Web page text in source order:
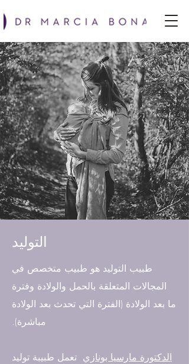
التوليد
طبيب التوليد هو طبيب متخصص في
المجالات المتعلقة بالحمل والولادة وفترة
ما بعد الولادة (الفترة التي تحدث بعد الولادة
مباشرة).
الدكتورة مارسيا بونازي تعمل طبيبة توليد